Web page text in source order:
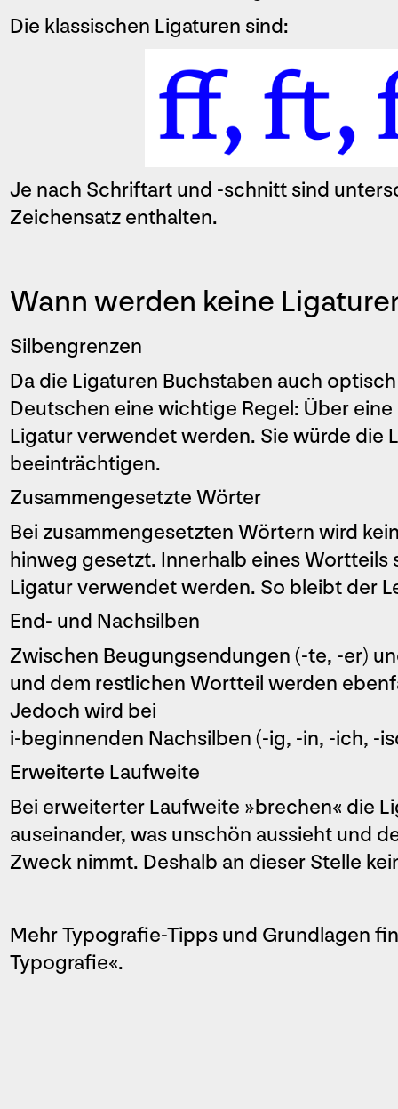
Die klassischen Ligaturen sind:
Je nach Schriftart und -schnitt sind
Zeichensatz enthalten.
Wann werden keine
Silbengrenzen
Da die Ligaturen Buchstaben auch
Deutschen eine wichtige Regel: ­­­Über
Ligatur ­verwendet werden. Sie würde die
beeinträchtigen.
Zusammengesetzte Wörter
Bei zusammengesetzten Wörtern wird
hinweg gesetzt. Innerhalb eines
Ligatur verwendet werden. So bleibt der
End- und Nachsilben
Zwischen Beugungsendungen (-te, -er)
und dem restlichen Wortteil werden
Jedoch wird bei
i-beginnenden Nachsilben (-ig, -in, -ich, -
Erweiterte Laufweite
Bei erweiterter Laufweite »brechen« die
auseinander, was unschön aussieht und
Zweck nimmt. ­Deshalb an dieser Stelle
Mehr Typografie-Tipps und Grundlagen
Typografie«.